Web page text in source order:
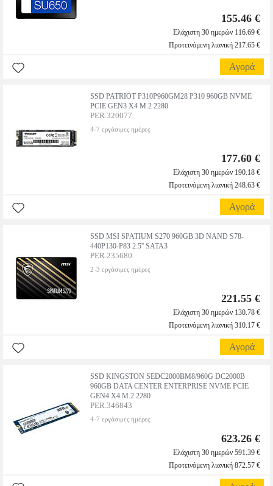
155.46 €
Ελάχιστη 30 ημερών 116.69 €
Προτεινόμενη λιανική 217.65 €
Αγορά
SSD PATRIOT P310P960GM28 P310 960GB NVME
PCIE GEN3 X4 M.2 2280
PER.320077
4-7 εργάσιμες ημέρες
177.60 €
Ελάχιστη 30 ημερών 190.18 €
Προτεινόμενη λιανική 248.63 €
Αγορά
SSD MSI SPATIUM S270 960GB 3D NAND S78-
440P130-P83 2.5'' SATA3
PER.235680
2-3 εργάσιμες ημέρες
221.55 €
Ελάχιστη 30 ημερών 130.78 €
Προτεινόμενη λιανική 310.17 €
Αγορά
SSD KINGSTON SEDC2000BM8/960G DC2000B
960GB DATA CENTER ENTERPRISE NVME PCIE
GEN4 X4 M.2 2280
PER.346843
4-7 εργάσιμες ημέρες
623.26 €
Ελάχιστη 30 ημερών 591.39 €
Προτεινόμενη λιανική 872.57 €